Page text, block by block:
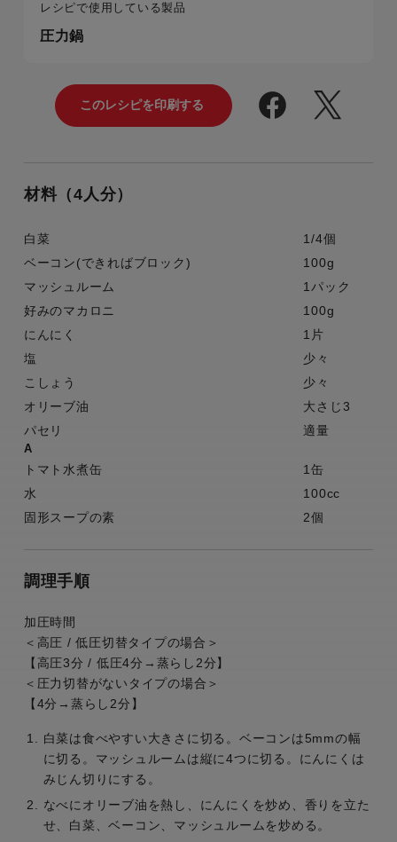
レシピで使用している製品
圧力鍋
材料（4人分）
白菜
1/4個
ベーコン(できればブロック)
100g
マッシュルーム
1パック
好みのマカロニ
100g
にんにく
1片
塩
少々
こしょう
少々
オリーブ油
大さじ3
パセリ
適量
A
トマト水煮缶
1缶
水
100cc
固形スープの素
2個
調理手順
加圧時間
＜高圧 / 低圧切替タイプの場合＞
【高圧3分 / 低圧4分→蒸らし2分】
＜圧力切替がないタイプの場合＞
【4分→蒸らし2分】
白菜は食べやすい大きさに切る。ベーコンは5mmの幅
に切る。マッシュルームは縦に4つに切る。にんにくは
みじん切りにする。
なべにオリーブ油を熱し、にんにくを炒め、香りを立た
せ、白菜、ベーコン、マッシュルームを炒める。